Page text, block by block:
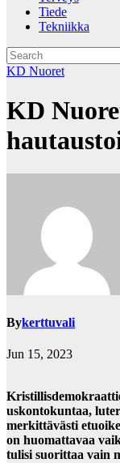
Tiede
Tekniikka
KD Nuoret
KD
Bykerttuvali
Jun 15, 2023
uskontokuntaa,
merkittävästi
on huomattavaa
tulisi suorittaa vain